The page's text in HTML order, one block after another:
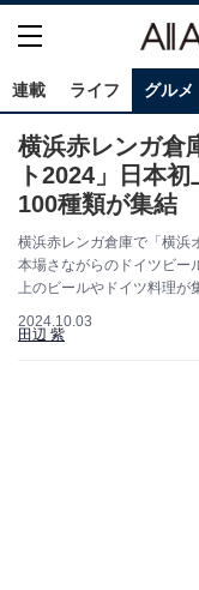
連載 ライフ グルメ
横浜赤レンガ倉
ト2024」日本
100種類が集結
横浜赤レンガ倉庫で「横浜
本場さながらのドイツビー
上のビールやドイツ料理が
2024.10.03
田辺 紫